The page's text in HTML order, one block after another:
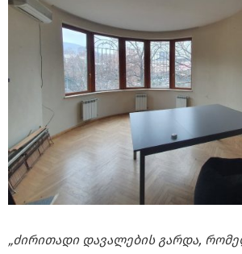
„ძირითადი დავალების გარდა,